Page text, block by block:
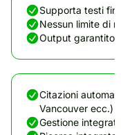
Supporta testi fino
Nessun limite di
Output garantito
Citazioni
Vancouver ecc.)
Gestione integrata